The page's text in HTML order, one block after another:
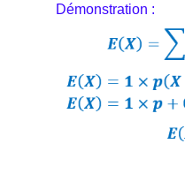
Démonstration :